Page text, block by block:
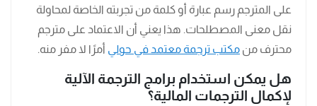
على المترجم رسم عبارة أو كلمة من تجربته الخاصة لمحاولة
نقل معنى المصطلحات. هذا يعني أن الاعتماد على مترجم
محترف من مكتب ترجمة معتمد في حولي أمرًا لا مفر منه.
هل يمكن استخدام برامج الترجمة الآلية
لإكمال الترجمات المالية؟